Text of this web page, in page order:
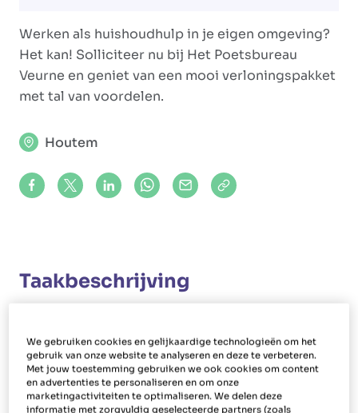
Glowi Glowi Jobs Het Poetsbureau
Werken als huishoudhulp in je eigen omgeving?
Het kan! Solliciteer nu bij Het Poetsbureau
Veurne en geniet van een mooi verloningspakket
met tal van voordelen.
Share on Facebook
Share on X (formerly Twitter)
Share on LinkedIn
Share via Whatsapp
Share via Mail
Copy to clipboard
Houtem
Taakbeschrijving
Als huishoudhulp in Houtem maak je schoon bij
mensen thuis. Je voert daarnaast als poetsvrouw
of -man ook extra huishoudelijke taken uit zoals
We gebruiken cookies en gelijkaardige technologieën om het
gebruik van onze website te analyseren en deze te verbeteren.
Met jouw toestemming gebruiken we ook cookies om content
en advertenties te personaliseren en om onze
marketingactiviteiten te optimaliseren. We delen deze
informatie met zorgvuldig geselecteerde partners (zoals